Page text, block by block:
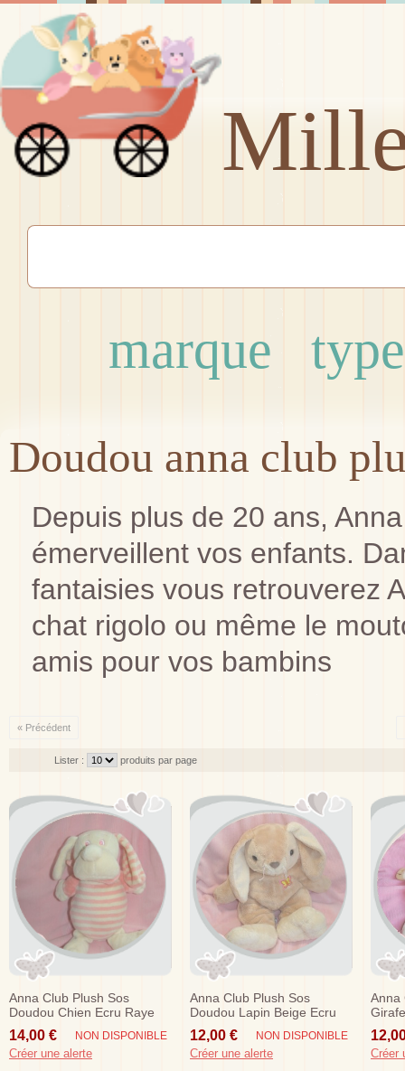
marque type
Doudou anna club
Depuis plus de 20 ans,
émerveillent vos enfants.
fantaisies vous retrouverez
chat rigolo ou même le
amis pour vos bambins
« Précédent
Lister : produits par page
Anna Club Plush Sos
Doudou Chien Ecru Raye
Rose Musical Snoopy
14,00 € NON DISPONIBLE
Créer une alerte
Anna Club Plush Sos
Doudou Lapin Beige Ecru
Papillon 25 Cm
12,00 € NON DISPONIBLE
Créer une alerte
Anna
Plat
Créer